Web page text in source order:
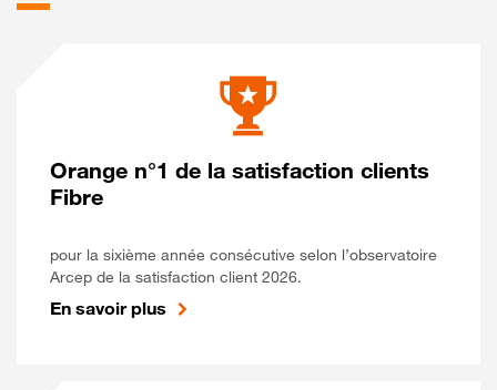
Orange n°1 de la satisfaction clients
Fibre
pour la sixième année consécutive selon l’observatoire
Arcep de la satisfaction client 2026.
En savoir plus